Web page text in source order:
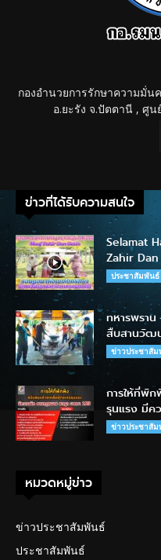
กองอำนวยการรักษาความมั่
อ.ยะรัง จ.ปัตตานี , ศูน
ข่าวที่ได้รับความสนใจ
Selamat
Zahir
ประชาสัมพันธ์
ทหารพรา
สืบสานวัฒ
ข่าวประชาสั
การให้ที่พั
รุนแรง มีค
ข่าวประชาสั
หมวดหมู่ข่าว
ข่าวประชาสัมพันธ์
ประชาสัมพันธ์